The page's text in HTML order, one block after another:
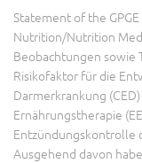
Statement of the
Nutrition/Nutrition
Beobachtungen sowie
Risikofaktor für die
Darmerkrankung
Ernährungstherapie
Entzündungskontrolle
Ausgehend davon